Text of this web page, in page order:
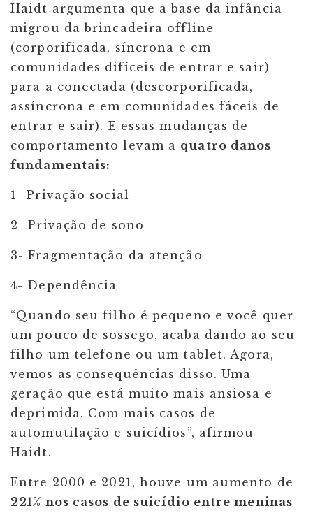
Haidt argumenta que a base da infância
migrou da brincadeira offline
(corporificada, síncrona e em
comunidades difíceis de entrar e sair)
para a conectada (descorporificada,
assíncrona e em comunidades fáceis de
entrar e sair). E essas mudanças de
comportamento levam a quatro danos
fundamentais:
1- Privação social
2- Privação de sono
3- Fragmentação da atenção
4- Dependência
“Quando seu filho é pequeno e você quer
um pouco de sossego, acaba dando ao seu
filho um telefone ou um tablet. Agora,
vemos as consequências disso. Uma
geração que está muito mais ansiosa e
deprimida. Com mais casos de
automutilação e suicídios”, afirmou
Haidt.
Entre 2000 e 2021, houve um aumento de
221% nos casos de suicídio entre meninas